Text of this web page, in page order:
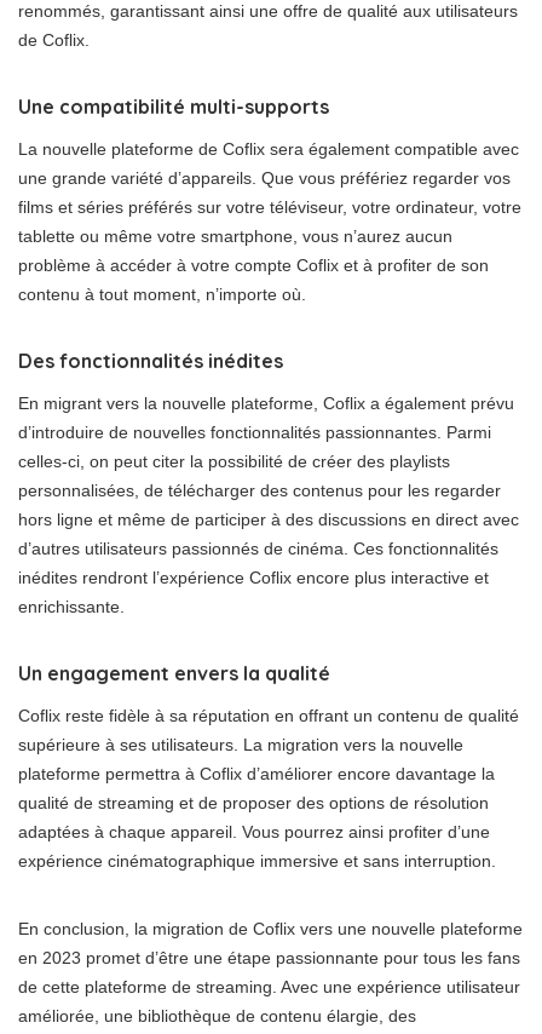
renommés, garantissant ainsi une offre de qualité aux utilisateurs
de Coflix.
Une compatibilité multi-supports
La nouvelle plateforme de Coflix sera également compatible avec
une grande variété d’appareils. Que vous préfériez regarder vos
films et séries préférés sur votre téléviseur, votre ordinateur, votre
tablette ou même votre smartphone, vous n’aurez aucun
problème à accéder à votre compte Coflix et à profiter de son
contenu à tout moment, n’importe où.
Des fonctionnalités inédites
En migrant vers la nouvelle plateforme, Coflix a également prévu
d’introduire de nouvelles fonctionnalités passionnantes. Parmi
celles-ci, on peut citer la possibilité de créer des playlists
personnalisées, de télécharger des contenus pour les regarder
hors ligne et même de participer à des discussions en direct avec
d’autres utilisateurs passionnés de cinéma. Ces fonctionnalités
inédites rendront l’expérience Coflix encore plus interactive et
enrichissante.
Un engagement envers la qualité
Coflix reste fidèle à sa réputation en offrant un contenu de qualité
supérieure à ses utilisateurs. La migration vers la nouvelle
plateforme permettra à Coflix d’améliorer encore davantage la
qualité de streaming et de proposer des options de résolution
adaptées à chaque appareil. Vous pourrez ainsi profiter d’une
expérience cinématographique immersive et sans interruption.
En conclusion, la migration de Coflix vers une nouvelle plateforme
en 2023 promet d’être une étape passionnante pour tous les fans
de cette plateforme de streaming. Avec une expérience utilisateur
améliorée, une bibliothèque de contenu élargie, des